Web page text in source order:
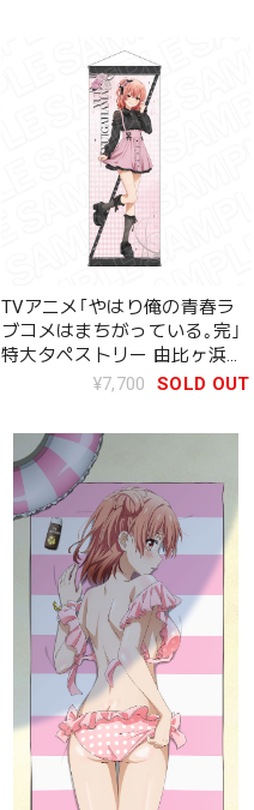
TVアニメ｢やはり俺の青春ラ
ブコメはまちがっている｡完｣
特大タペストリー 由比ヶ浜結
衣 サブカルファッション ver.
¥7,700 SOLD OUT